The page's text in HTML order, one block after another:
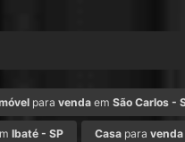
paravenda emSão Carlos -
Ibaté - SP Casa paravenda